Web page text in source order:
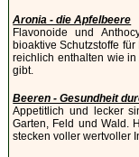
Aronia - die Apfelbeere
Flavonoide und
bioaktive Schutzstoffe
reichlich enthalten wie in
gibt.
Beeren - Gesundheit
Appetitlich und lecker
Garten, Feld und Wald.
stecken voller wertvoller